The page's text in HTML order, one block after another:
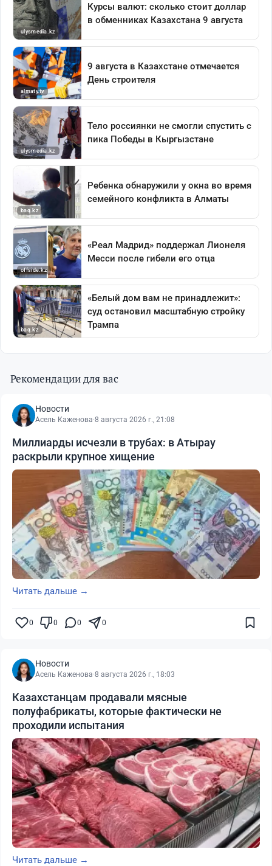
Рекомендации для вас
Новости
Асель Каженова·8 августа 2026 г., 21:08
Миллиарды исчезли в трубах: в Атырау
раскрыли крупное хищение
Читать дальше →
0 0 0 0
Новости
Асель Каженова·8 августа 2026 г., 18:03
Казахстанцам продавали мясные
полуфабрикаты, которые фактически не
проходили испытания
Читать дальше →